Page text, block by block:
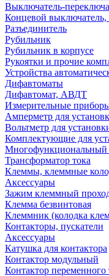
Выключатель-
Концевой выключатель,
Разъединитель
Рубильник
Рубильник в корпусе
Рукоятки и прочие
Устройства
Дифавтоматы
Дифавтомат, АВДТ
Измерительные
Амперметр для
Вольтметр для
Комплектующие для
Многофункциональный
Трансформатор тока
Клеммы, клеммные
Аксессуары
Зажим клеммный
Клемма безвинтовая
Клеммник (колодка
Контакторы, пускатели
Аксессуары
Катушка для контактора
Контактор модульный
Контактор переменного